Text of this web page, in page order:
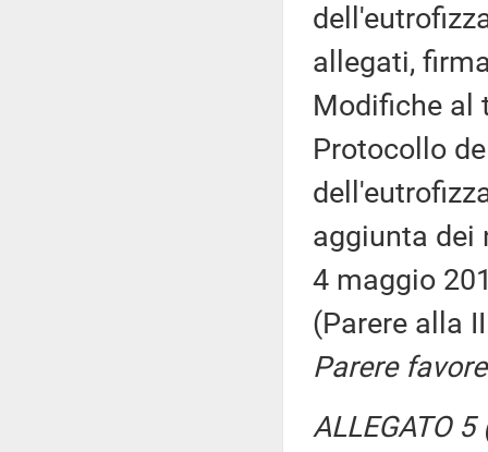
allegati,
Modifiche al
Protocollo
aggiunta dei
4 maggio
(Parere alla
Parere
ALLEGATO